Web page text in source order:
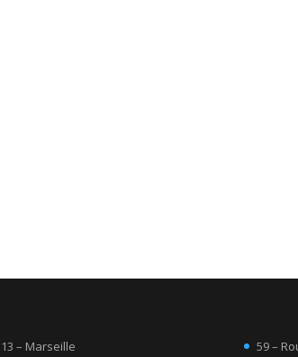
13 – Marseille
59 –